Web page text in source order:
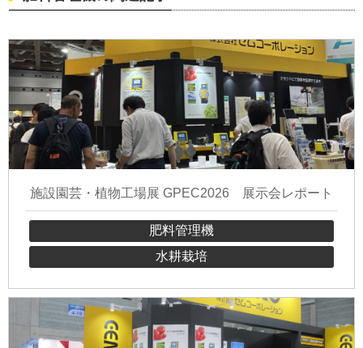
施設園芸・植物工場展 GPEC2026 展示会レポート
肥料管理機
水耕栽培